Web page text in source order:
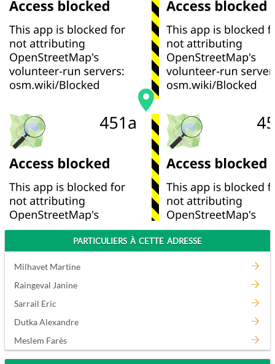
PARTICULIERS À CETTE ADRESSE
Milhavet Martine
Raingeval Janine
Sarrail Eric
Dutka Alexandre
Meslem Farès